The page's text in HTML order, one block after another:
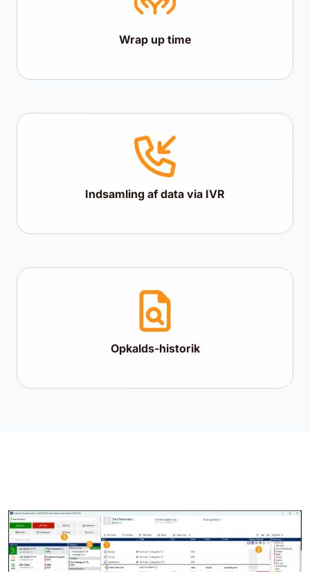
Wrap up time
Indsamling af data via IVR
Opkalds-historik